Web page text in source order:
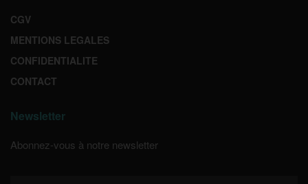
CGV
MENTIONS LEGALES
CONFIDENTIALITE
CONTACT
Newsletter
Abonnez-vous à notre newsletter